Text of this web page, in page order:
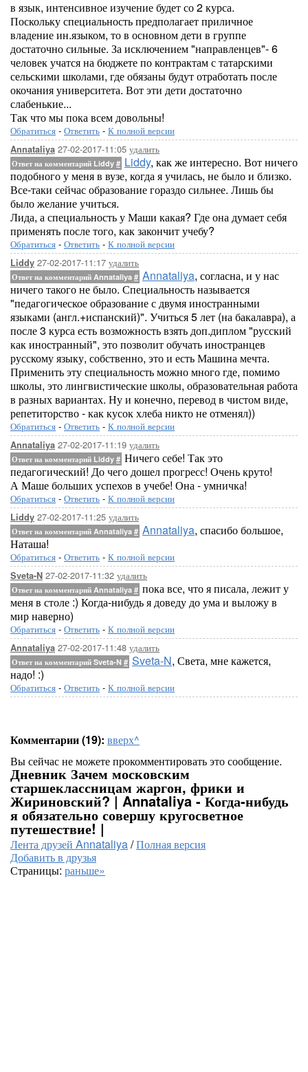
в язык, интенсивное изучение будет со 2 курса.
Поскольку специальность предполагает приличное
владение ин.языком, то в основном дети в группе
достаточно сильные. За исключением "направленцев"- 6
человек учатся на бюджете по контрактам с татарскими
сельскими школами, где обязаны будут отработать после
окочания университета. Вот эти дети достаточно
слабенькие...
Так что мы пока всем довольны!
Обратиться - Ответить - К полной версии
Annataliya 27-02-2017-11:05 удалить
Ответ на комментарий Liddy # Liddy, как же интересно. Вот ничего
подобного у меня в вузе, когда я училась, не было и близко.
Все-таки сейчас образование гораздо сильнее. Лишь бы
было желание учиться.
Лида, а специальность у Маши какая? Где она думает себя
применять после того, как закончит учебу?
Обратиться - Ответить - К полной версии
Liddy 27-02-2017-11:17 удалить
Ответ на комментарий Annataliya # Annataliya, согласна, и у нас
ничего такого не было. Специальность называется
"педагогическое образование с двумя иностранными
языками (англ.+испанский)". Учиться 5 лет (на бакалавра), а
после 3 курса есть возможность взять доп.диплом "русский
как иностранный", это позволит обучать иностранцев
русскому языку, собственно, это и есть Машина мечта.
Применить эту специальность можно много где, помимо
школы, это лингвистические школы, образовательная работа
в разных вариантах. Ну и конечно, перевод в чистом виде,
репетиторство - как кусок хлеба никто не отменял))
Обратиться - Ответить - К полной версии
Annataliya 27-02-2017-11:19 удалить
Ответ на комментарий Liddy # Ничего себе! Так это
педагогический! До чего дошел прогресс! Очень круто!
А Маше больших успехов в учебе! Она - умничка!
Обратиться - Ответить - К полной версии
Liddy 27-02-2017-11:25 удалить
Ответ на комментарий Annataliya # Annataliya, спасибо большое,
Наташа!
Обратиться - Ответить - К полной версии
Sveta-N 27-02-2017-11:32 удалить
Ответ на комментарий Annataliya # пока все, что я писала, лежит у
меня в столе :) Когда-нибудь я доведу до ума и выложу в
мир наверно)
Обратиться - Ответить - К полной версии
Annataliya 27-02-2017-11:48 удалить
Ответ на комментарий Sveta-N # Sveta-N, Света, мне кажется,
надо! :)
Обратиться - Ответить - К полной версии
Комментарии (19): вверх^
Вы сейчас не можете прокомментировать это сообщение.
Дневник Зачем московским
старшеклассницам жаргон, фрики и
Жириновский? | Annataliya - Когда-нибудь
я обязательно совершу кругосветное
путешествие! |
Лента друзей Annataliya/Полная версия
Добавить в друзья
Страницы: раньше»